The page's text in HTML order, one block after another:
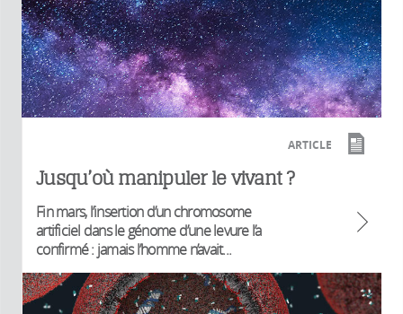
ARTICLE
Jusqu’où manipuler le vivant ?
Fin mars, l’insertion d’un chromosome
artificiel dans le génome d’une levure l’a
confirmé : jamais l’homme n’avait...